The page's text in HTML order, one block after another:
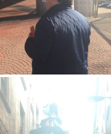
como en los accesos al Metro
que ser suficiente.